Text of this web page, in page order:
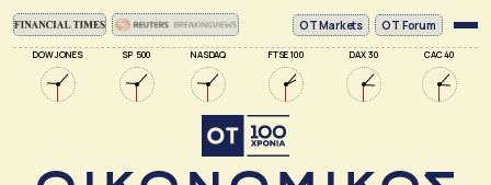
DOW JONES SP 500 NASDAQ FTSE 100 DAX 30 CAC 40
ΟΤ Markets OT Forum